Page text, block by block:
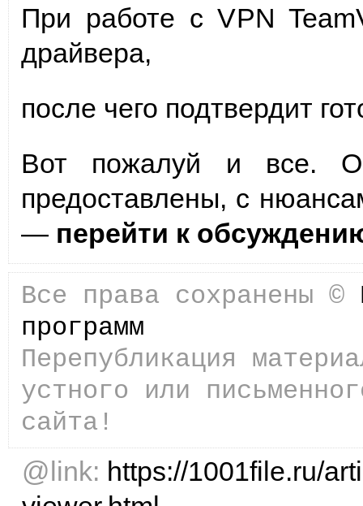
При работе с VPN
драйвера,
после чего подтвердит
Вот пожалуй и все.
предоставлены, с
— перейти к
Все права сохранены ©
программ
Перепубликация
устного или
сайта!
@link: https://1001file.ru/